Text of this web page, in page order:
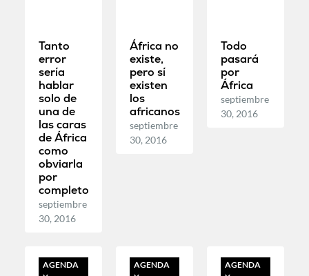
Tanto
error
sería
hablar
solo de
una de
las caras
de África
como
obviarla
por
completo
septiembre
30, 2016
África no
existe,
pero sí
existen
los
africanos
septiembre
30, 2016
Todo
pasará
por
África
septiembre
30, 2016
AGENDA
AGENDA
AGENDA